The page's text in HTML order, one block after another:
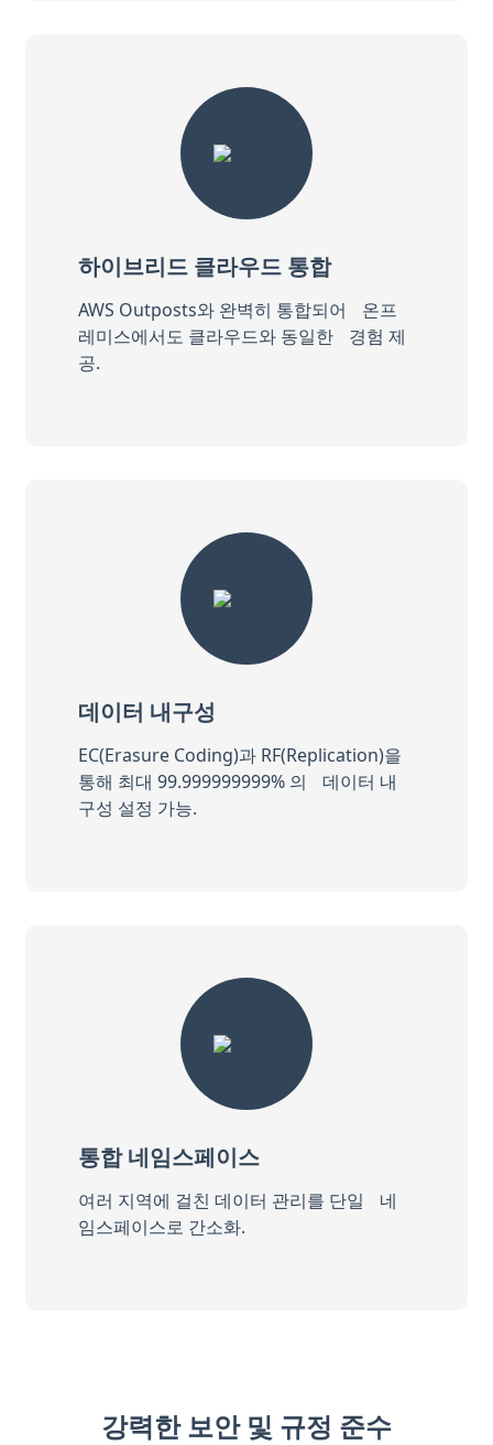
하이브리드 클라우드 통합
AWS Outposts와 완벽히 통합되어 온프
레미스에서도 클라우드와 동일한 경험 제
공.
데이터 내구성
EC(Erasure Coding)과 RF(Replication)을
통해 최대 99.999999999% 의 데이터 내
구성 설정 가능.
통합 네임스페이스
여러 지역에 걸친 데이터 관리를 단일 네
임스페이스로 간소화.
강력한 보안 및 규정 준수